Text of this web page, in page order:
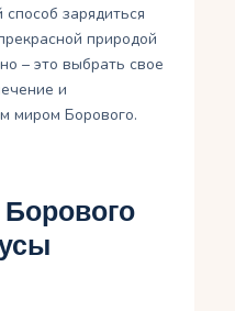
зарядиться
природой
– это выбрать свое
и
миром Борового.